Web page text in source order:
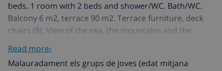
beds. 1 room with 2 beds and shower/WC. Bath/WC.
Balcony 6 m2, terrace 90 m2. Terrace furniture, deck
chairs (8). View of the sea, the mountains and the
resort. Facilities: washing machine, safe, children's high
chair, baby cot. Internet (DSL/LAN). 1043
Cala Sant Vicenç 5 km from Pollença-Pto Pollença:
Read more›
Malauradament els grups de joves (edat mitjana